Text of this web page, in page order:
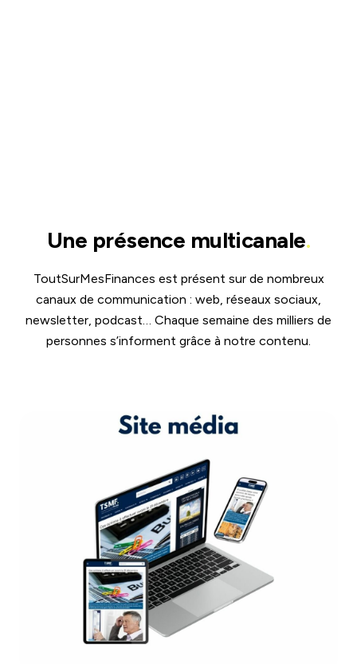
Une présence multicanale.
ToutSurMesFinances est présent sur de nombreux
canaux de communication : web, réseaux sociaux,
newsletter, podcast… Chaque semaine des milliers de
personnes s’informent grâce à notre contenu.
Site média
Plus d’1 million de visiteurs par mois sur
notre site média. Nous sommes la
référence numéro 1 sur les finances
personnelles.
DÉCOUVREZ LE SITE